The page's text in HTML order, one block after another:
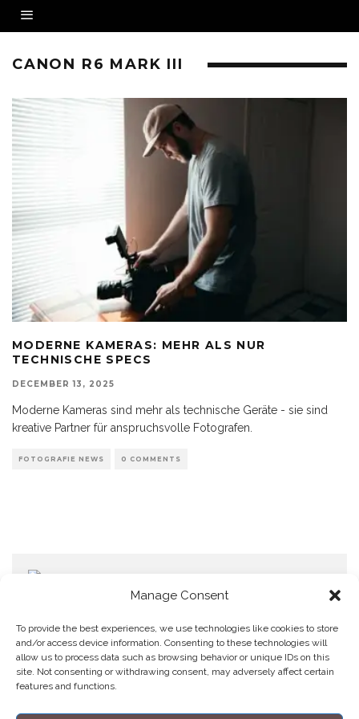
Manage Consent
To provide the best experiences, we use technologies like cookies to store
and/or access device information. Consenting to these technologies will
allow us to process data such as browsing behavior or unique IDs on this
site. Not consenting or withdrawing consent, may adversely affect certain
features and functions.
CANON R6 MARK III
MODERNE KAMERAS: MEHR ALS NUR
TECHNISCHE SPECS
DECEMBER 13, 2025
Moderne Kameras sind mehr als technische Geräte - sie sind
kreative Partner für anspruchsvolle Fotografen.
FOTOGRAFIE NEWS 0 COMMENTS
Home
Datenschutzerklärung
Impressum
Cookie Policy (EU)